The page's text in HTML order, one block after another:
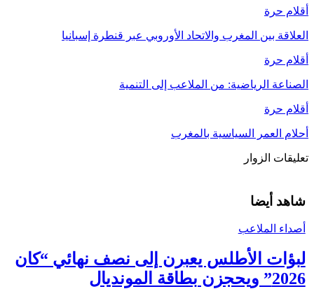
أقلام حرة
العلاقة بين المغرب والاتحاد الأوروبي عبر قنطرة إسبانيا
أقلام حرة
الصناعة الرياضية: من الملاعب إلى التنمية
أقلام حرة
أحلام العمر السياسية بالمغرب
تعليقات الزوار
شاهد أيضا
أصداء الملاعب
لبؤات الأطلس يعبرن إلى نصف نهائي “كان
2026” ويحجزن بطاقة المونديال